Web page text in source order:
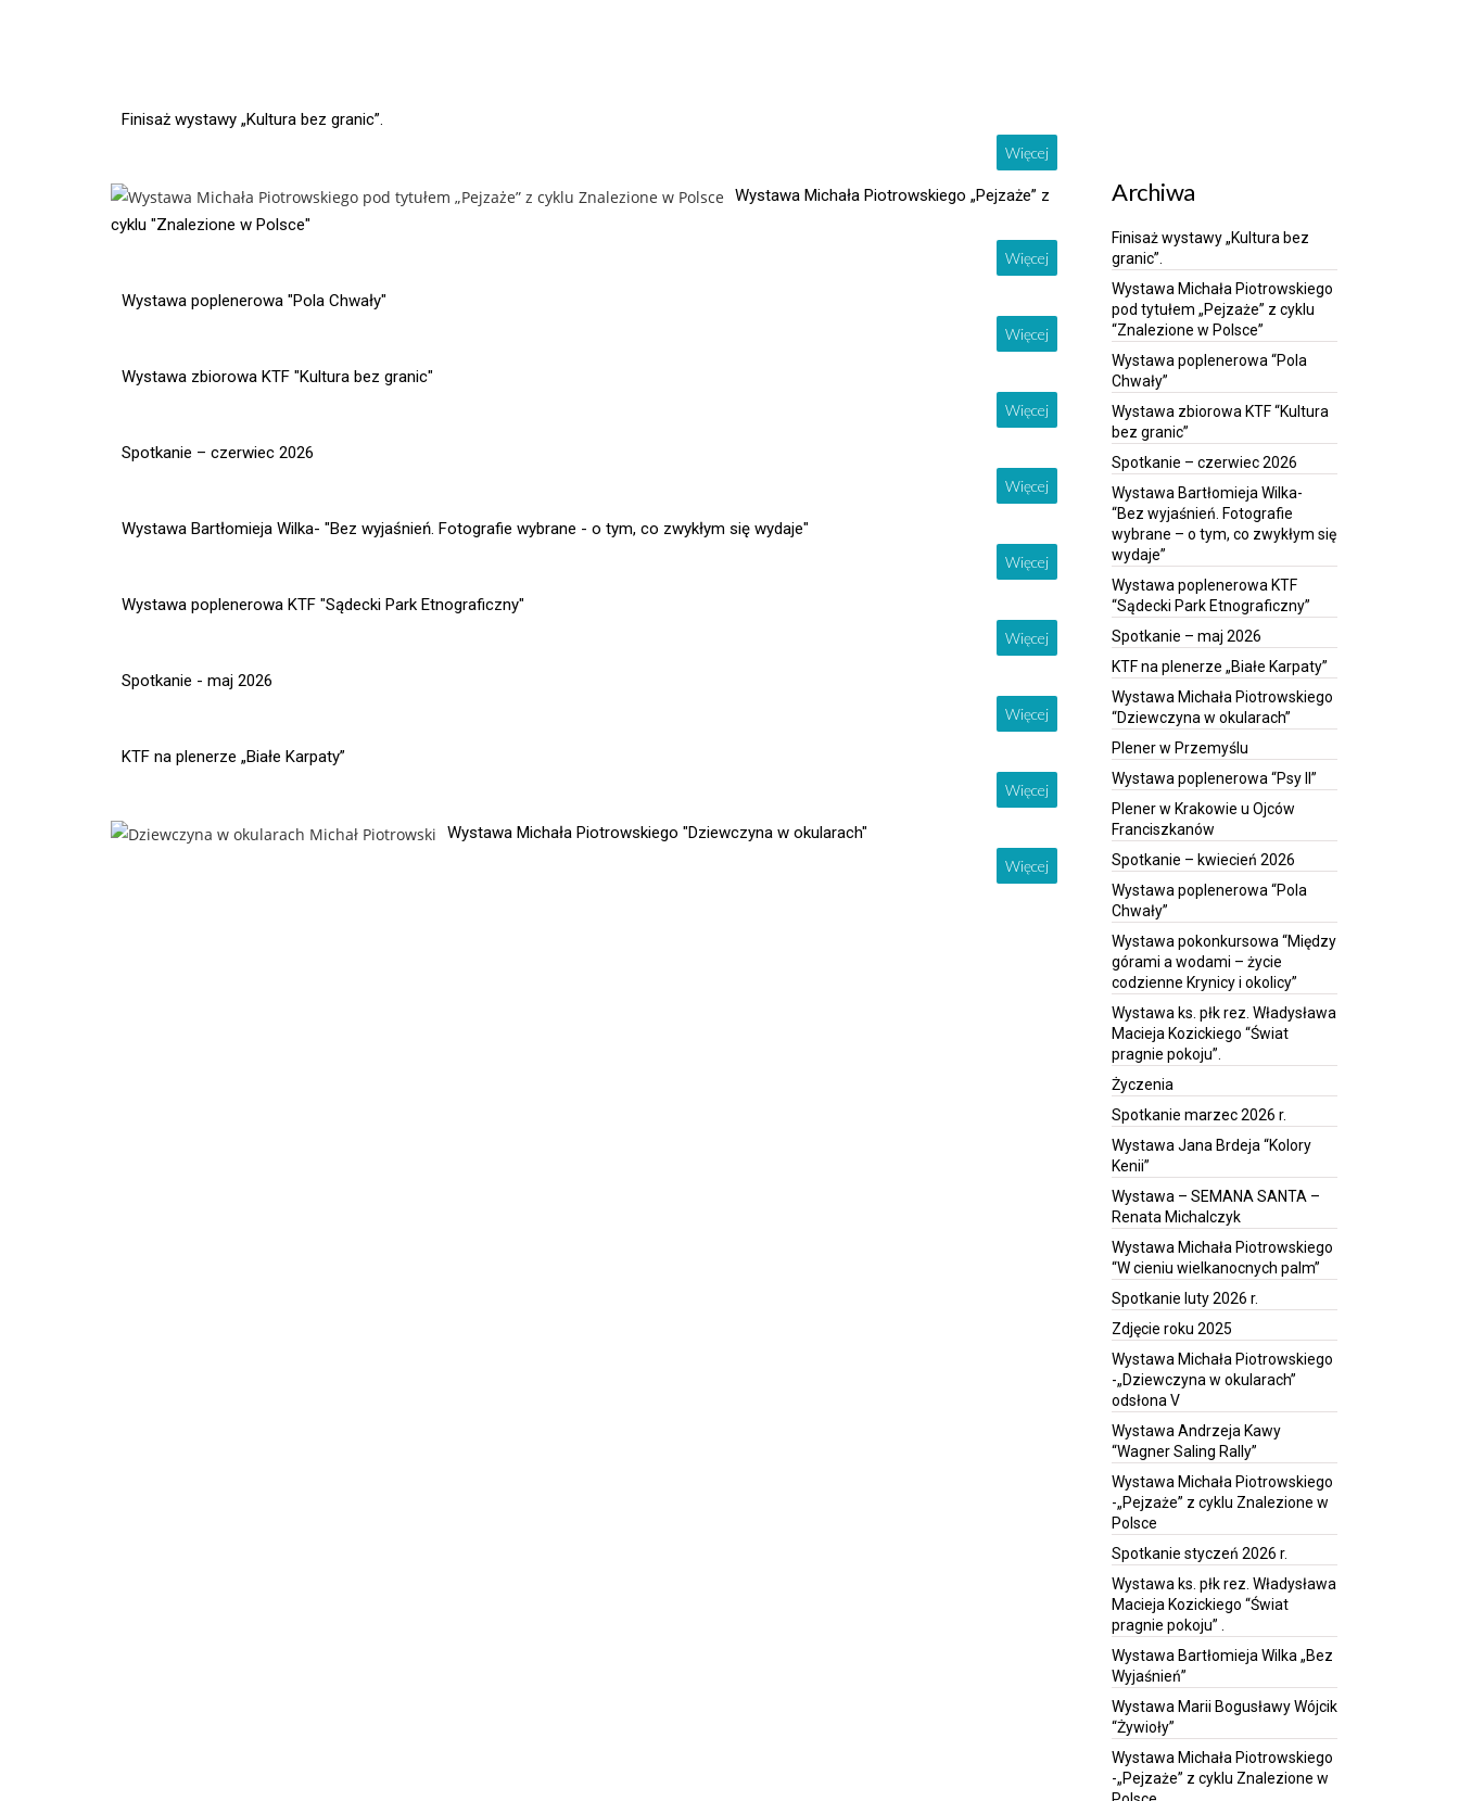
Finisaż wystawy „Kultura bez granic”.
Więcej
Wystawa Michała Piotrowskiego „Pejzaże” z
cyklu "Znalezione w Polsce"
Więcej
Wystawa poplenerowa "Pola Chwały"
Więcej
Wystawa zbiorowa KTF "Kultura bez granic"
Więcej
Spotkanie – czerwiec 2026
Więcej
Wystawa Bartłomieja Wilka- "Bez wyjaśnień. Fotografie wybrane - o tym, co zwykłym się wydaje"
Więcej
Wystawa poplenerowa KTF "Sądecki Park Etnograficzny"
Więcej
Spotkanie - maj 2026
Więcej
KTF na plenerze „Białe Karpaty”
Więcej
Wystawa Michała Piotrowskiego "Dziewczyna w okularach"
Więcej
Archiwa
Finisaż wystawy „Kultura bez
granic”.
Wystawa Michała Piotrowskiego
pod tytułem „Pejzaże” z cyklu
“Znalezione w Polsce”
Wystawa poplenerowa “Pola
Chwały”
Wystawa zbiorowa KTF “Kultura
bez granic”
Spotkanie – czerwiec 2026
Wystawa Bartłomieja Wilka-
“Bez wyjaśnień. Fotografie
wybrane – o tym, co zwykłym się
wydaje”
Wystawa poplenerowa KTF
“Sądecki Park Etnograficzny”
Spotkanie – maj 2026
KTF na plenerze „Białe Karpaty”
Wystawa Michała Piotrowskiego
“Dziewczyna w okularach”
Plener w Przemyślu
Wystawa poplenerowa “Psy II”
Plener w Krakowie u Ojców
Franciszkanów
Spotkanie – kwiecień 2026
Wystawa poplenerowa “Pola
Chwały”
Wystawa pokonkursowa “Między
górami a wodami – życie
codzienne Krynicy i okolicy”
Wystawa ks. płk rez. Władysława
Macieja Kozickiego “Świat
pragnie pokoju”.
Życzenia
Spotkanie marzec 2026 r.
Wystawa Jana Brdeja “Kolory
Kenii”
Wystawa – SEMANA SANTA –
Renata Michalczyk
Wystawa Michała Piotrowskiego
“W cieniu wielkanocnych palm”
Spotkanie luty 2026 r.
Zdjęcie roku 2025
Wystawa Michała Piotrowskiego
-„Dziewczyna w okularach”
odsłona V
Wystawa Andrzeja Kawy
“Wagner Saling Rally”
Wystawa Michała Piotrowskiego
-„Pejzaże” z cyklu Znalezione w
Polsce
Spotkanie styczeń 2026 r.
Wystawa ks. płk rez. Władysława
Macieja Kozickiego “Świat
pragnie pokoju” .
Wystawa Bartłomieja Wilka „Bez
Wyjaśnień”
Wystawa Marii Bogusławy Wójcik
“Żywioły”
Wystawa Michała Piotrowskiego
-„Pejzaże” z cyklu Znalezione w